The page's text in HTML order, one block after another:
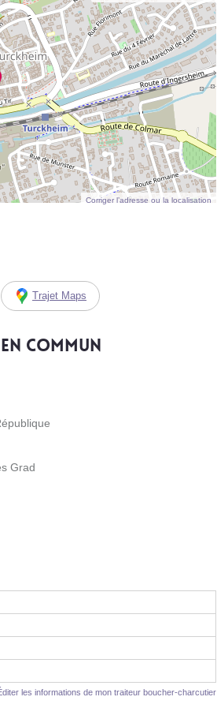
Corriger l’adresse ou la localisation
Trajet Maps
commun
Grad
les informations de mon traiteur boucher-charcutier